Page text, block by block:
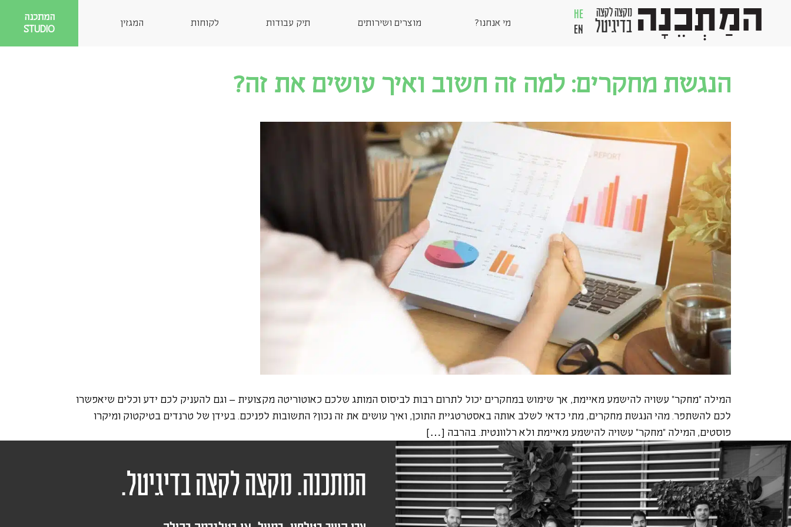
מקצה לקצה
בדיגיטל
HE
EN
מי אנחנו? מוצרים ושירותים תיק עבודות לקוחות המגזין
המתכנה
STUDIO
הנגשת מחקרים: למה זה חשוב ואיך עושים את זה?
המילה "מחקר" עשויה להישמע מאיימת, אך שימוש במחקרים יכול לתרום רבות לביסוס המותג שלכם כאוטוריטה מקצועית – וגם להעניק לכם ידע וכלים שיאפשרו
לכם להשתפר. מהי הנגשת מחקרים, מתי כדאי לשלב אותה באסטרטגיית התוכן, ואיך עושים את זה נכון? התשובות לפניכם. בעידן של טרנדים בטיקטוק ומיקרו
פוסטים, המילה "מחקר" עשויה להישמע מאיימת ולא רלוונטית. בהרבה […]
המתכנה. מקצה לקצה בדיגיטל.